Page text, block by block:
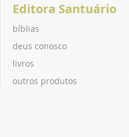
Editora Santuário
bíblias
deus conosco
livros
outros produtos